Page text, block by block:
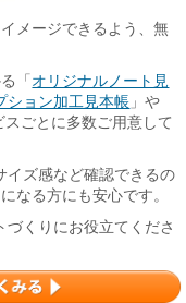
メージできるよう、無
「 オリジナルノート見
ション加工見本帳 」や
スごとに多数ご用意して
イズ感など確認できるの
なる方にも安心です。
くりにお役立てくださ